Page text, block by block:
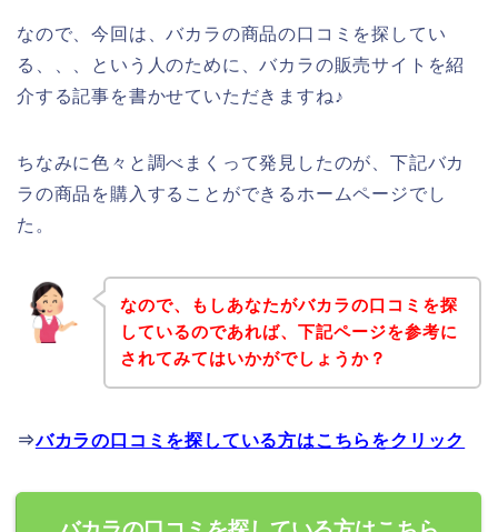
なので、今回は、バカラの商品の口コミを探してい
る、、、という人のために、バカラの販売サイトを紹
介する記事を書かせていただきますね♪
ちなみに色々と調べまくって発見したのが、下記バカ
ラの商品を購入することができるホームページでし
た。
なので、もしあなたがバカラの口コミを探
しているのであれば、下記ページを参考に
されてみてはいかがでしょうか？
⇒バカラの口コミを探している方はこちらをクリック